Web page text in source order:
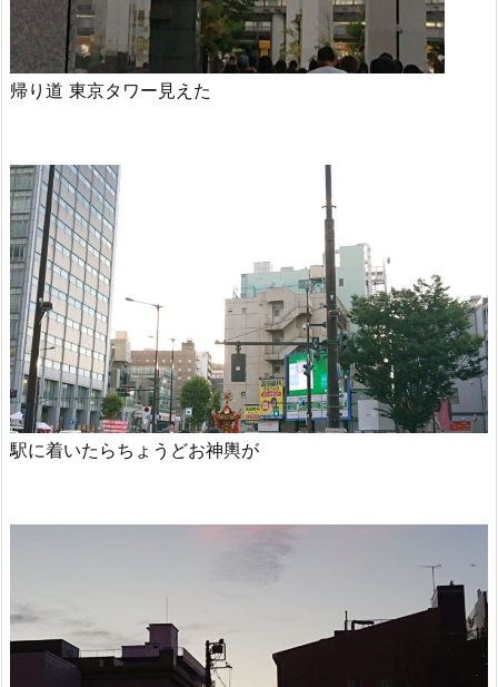
帰り道 東京タワー見えた
駅に着いたらちょうどお神輿が